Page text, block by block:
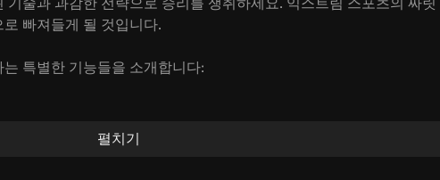
기술과 과감한 전략으로 승리를 쟁취하세요. 익스트림 스포츠의 짜릿
빠져들게 될 것입니다.
특별한 기능들을 소개합니다:
추어에서 시작해 프로 리그를 정복하고 슈퍼스타로 발돋움하세요!
펼치기